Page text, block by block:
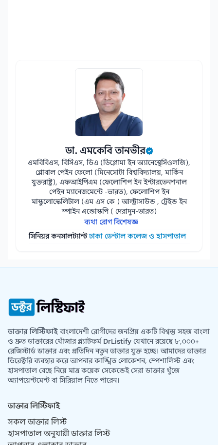
ডা. এমকেবি তানভীর
এমবিবিএস, বিসিএস, ডিএ (ডিপ্লোমা ইন অ্যানেস্থেসিওলজি),
গ্লোবাল পেইন ফেলো (মিনেসোটা বিশ্ববিদ্যালয়, মার্কিন
যুক্তরাষ্ট্র), এফআইপিএম (ফেলোশিপ ইন ইন্টারভেনশনাল
পেইন ম্যানেজমেন্টে -ভারত), ফেলোশিপ ইন
মাস্কুলোস্কেলিটাল (এম এস কে ) আল্ট্রাসাউন্ড , ট্রেইন্ড ইন
স্পাইন এন্ডোস্কপি ( দেরাদুন-ভারত)
ব্যথা রোগ বিশেষজ্ঞ
সিনিয়র কনসালট্যান্টঢাকা ডেন্টাল কলেজ ও হাসপাতাল
ডাক্তার লিস্টিফাইবাংলাদেশী রোগীদের জনপ্রিয় একটি বিশ্বস্ত সহজ বাংলা
ও দ্রুত ডাক্তারের খোঁজার প্ল্যাটফর্ম DrListify যেখানে রয়েছে ৮,০০০+
রেজিস্টার্ড ডাক্তার এবং প্রতিদিন নতুন ডাক্তার যুক্ত হচ্ছে। আমাদের ডাক্তার
ডিরেক্টরি ব্যবহার করে আপনার কাঙ্খিত লোকেশন, স্পেশালিস্ট এবং
হাসপাতাল বেছে নিয়ে মাত্র কয়েক সেকেন্ডেই সেরা ডাক্তার খুঁজে
অ্যাপয়েন্টমেন্ট বা সিরিয়াল নিতে পারেন।
ডাক্তার লিস্টিফাই
সকল ডাক্তার লিস্ট
হাসপাতাল অনুযায়ী ডাক্তার লিস্ট